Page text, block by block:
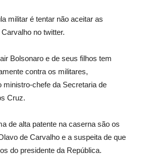
militar é tentar não aceitar as
no twitter.
Bolsonaro e de seus filhos tem
contra os militares,
ministro-chefe da Secretaria de
Cruz.
de alta patente na caserna são os
de Carvalho e a suspeita de que
do presidente da República.